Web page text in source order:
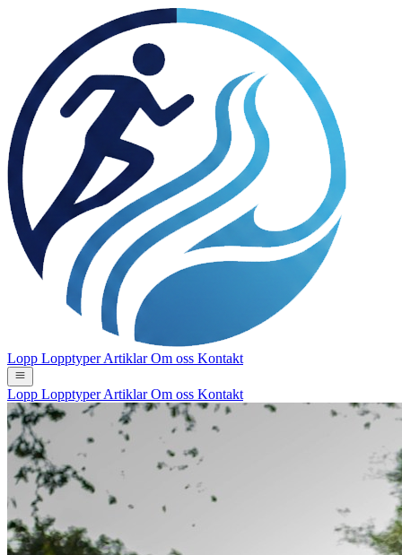
Lopp LopptyperArtiklarOm oss Kontakt
Lopp LopptyperArtiklarOm oss Kontakt